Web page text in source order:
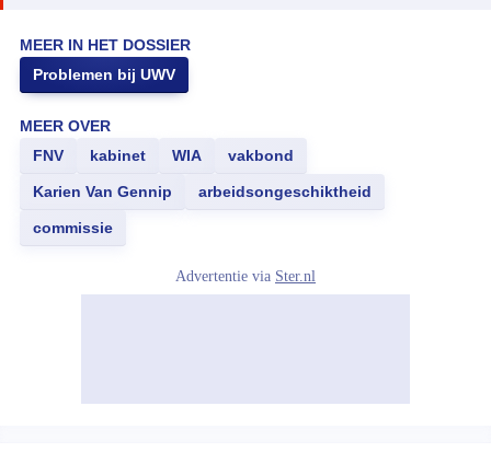
MEER IN HET DOSSIER
Problemen bij UWV
MEER OVER
FNV
kabinet WIA vakbond
Karien Van Gennip arbeidsongeschiktheid
commissie
Advertentie via Ster.nl